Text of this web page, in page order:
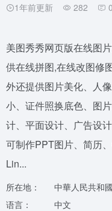
1年前更新 282 0
美图秀秀网页版在线图
供在线拼图,在线改图修
外还提供图片美化、人
小、证件照换底色、图
计、平面设计、广告设
可制作PPT图片、简历
Lin...
所在地：
中華人民共和國
语言：
中文